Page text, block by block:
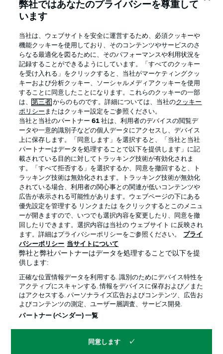
Official Partners
プライバシー・ポリシー 優先設定を管理する
利用条件 放送局
求人 選手
当サイトについて
© 2026 Bundesliga-Gruppe GmbH
言語をお選びください
弊社ではあなたのプライバシーを尊重して
います
当社は、ウェブサイトを安全に運営するため、必須クッキーや
機能クッキーを使用しており、そのコンテンツやサービスのさ
らなる最適化を図るために、そのパフォーマンスや利用状況を
記録することができるようにしています。「すべてのクッキー
を受け入れる」をクリックすると、当社がマーケティングクッ
キーおよび分析クッキー、ソーシャルメディアクッキーを使用
することに同意したことになります。これらのクッキーの一部
は、第三者 からのものです。詳細については、当社のクッキー
ポリシー またはクッキー設定をご参照ください。
当社と当社のパートナー61 社は、利用者のデバイスの閲覧デ
ータや一意的識別子などの個人データにアクセスし、デバイス
上に保存します。「同意します」を選択すると、「当社と当社
パートナーはデータを処理することで以下を提供します」に記
載されている目的に対してトラッキング技術が有効化されま
す。「すべて拒否する」を選択するか、同意を撤回すると、ト
ラッキング技術は無効化されます。トラッキング技術が無効化
されている場合、利用者の関心事との関連が低いコンテンツや
広告が表示される可能性があります。ウェブページの下にある
優先設定を管理する リンクまたは をクリックするとこのメニュ
ーが開きますので、いつでも選択内容を変更したり、同意を撤
回したりできます。選択内容は当社の ウェブサイト に反映され
ます。詳細はプライバシーポリシーをご参照ください。
プライ
バシーポリシー 当サイトについて
弊社と弊社パートナーはデータを処理することで以下を提
供します:
正確な位置情報データを利用する. 識別のためにデバイス特性を
アクティブにスキャンする. 情報をデバイスに保存および／また
はアクセスする. パーソナライズ広告およびコンテンツ、広告お
よびコンテンツの測定、ユーザー層調査、サービス開発.
パートナー (ベンダー) 一覧
同意します